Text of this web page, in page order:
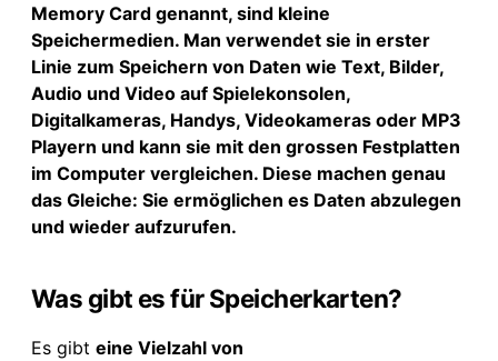
Memory Card genannt, sind kleine
Speichermedien. Man verwendet sie in erster
Linie zum Speichern von Daten wie Text, Bilder,
Audio und Video auf Spielekonsolen,
Digitalkameras, Handys, Videokameras oder MP3
Playern und kann sie mit den grossen Festplatten
im Computer vergleichen. Diese machen genau
das Gleiche: Sie ermöglichen es Daten abzulegen
und wieder aufzurufen.
Was gibt es für Speicherkarten?
Es gibt eine Vielzahl von